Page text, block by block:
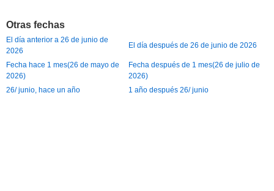
Otras fechas
El día anterior a 26 de junio de
2026
El día después de 26 de junio de 2026
Fecha hace 1 mes(26 de mayo de
2026)
Fecha después de 1 mes(26 de julio de
2026)
26/ junio, hace un año
1 año después 26/ junio